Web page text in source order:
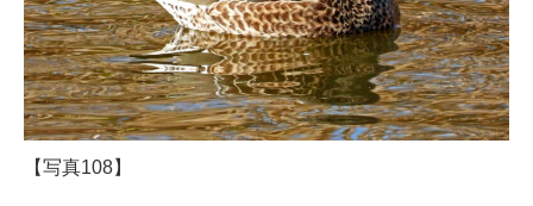
【写真108】